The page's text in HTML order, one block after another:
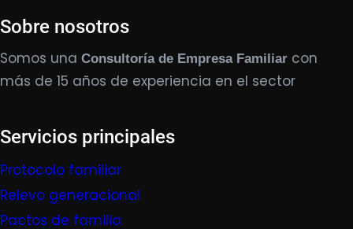
Sobre nosotros
Somos una Consultoría de Empresa Familiar con
más de 15 años de experiencia en el sector
Servicios principales
Protocolo familiar
Relevo generacional
Pactos de familia